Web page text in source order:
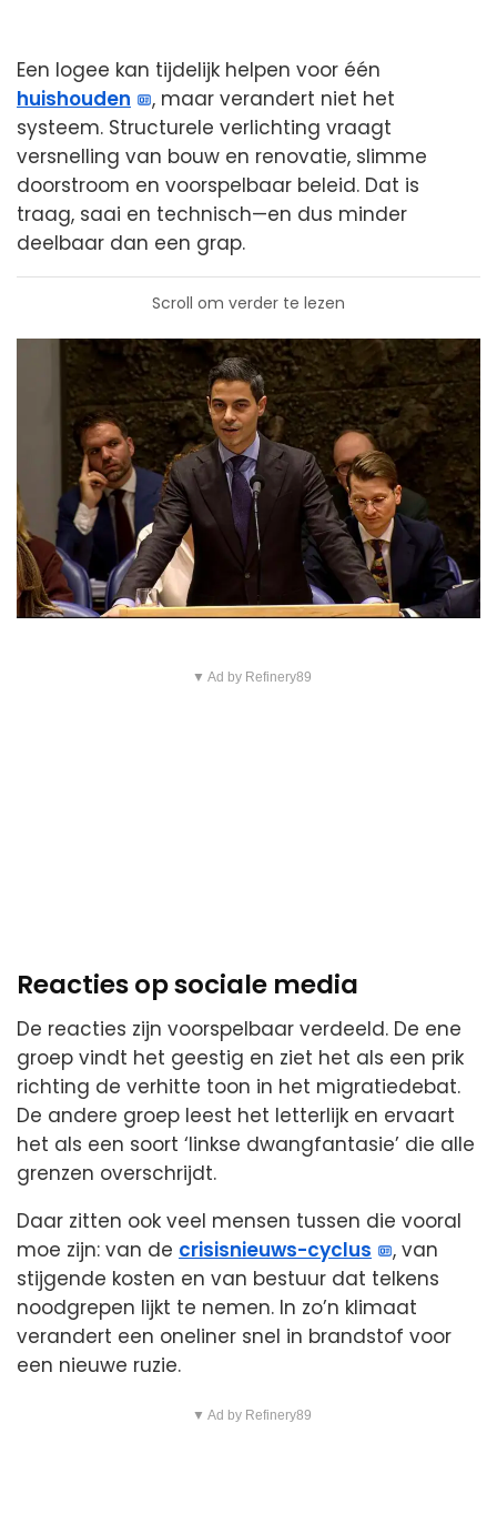
Een logee kan tijdelijk helpen voor één
huishouden
, maar verandert niet het
systeem. Structurele verlichting vraagt
versnelling van bouw en renovatie, slimme
doorstroom en voorspelbaar beleid. Dat is
traag, saai en technisch—en dus minder
deelbaar dan een grap.
Scroll om verder te lezen
▼ Ad by Refinery89
Reacties op sociale media
De reacties zijn voorspelbaar verdeeld. De ene
groep vindt het geestig en ziet het als een prik
richting de verhitte toon in het migratiedebat.
De andere groep leest het letterlijk en ervaart
het als een soort ‘linkse dwangfantasie’ die alle
grenzen overschrijdt.
Daar zitten ook veel mensen tussen die vooral
moe zijn: van de crisisnieuws-cyclus
, van
stijgende kosten en van bestuur dat telkens
noodgrepen lijkt te nemen. In zo’n klimaat
verandert een oneliner snel in brandstof voor
een nieuwe ruzie.
▼ Ad by Refinery89